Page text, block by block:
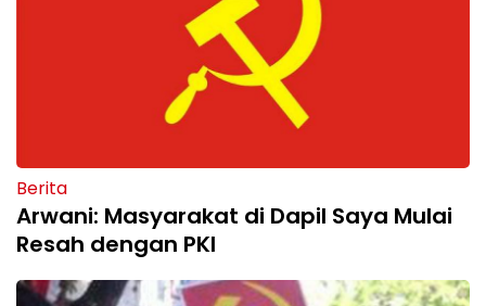
Berita
Arwani: Masyarakat di Dapil Saya Mulai
Resah dengan PKI